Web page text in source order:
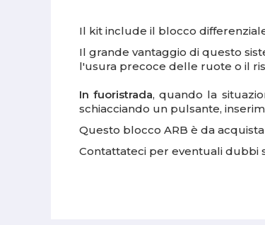
Il kit include il blocco
Il grande vantaggio di questo
l'usura precoce delle ruote o il
In fuoristrada, quando la
schiacciando un pulsante,
Questo blocco ARB è da
Contattateci per eventuali dubbi